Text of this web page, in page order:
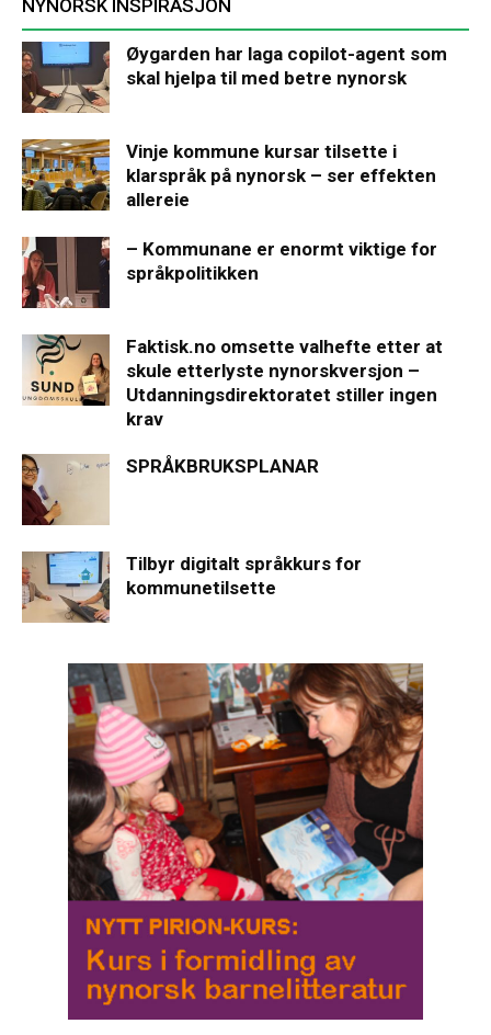
NYNORSK INSPIRASJON
Øygarden har laga copilot-agent som
skal hjelpa til med betre nynorsk
Vinje kommune kursar tilsette i
klarspråk på nynorsk – ser effekten
allereie
– Kommunane er enormt viktige for
språkpolitikken
Faktisk.no omsette valhefte etter at
skule etterlyste nynorskversjon –
Utdanningsdirektoratet stiller ingen
krav
SPRÅKBRUKSPLANAR
Tilbyr digitalt språkkurs for
kommunetilsette